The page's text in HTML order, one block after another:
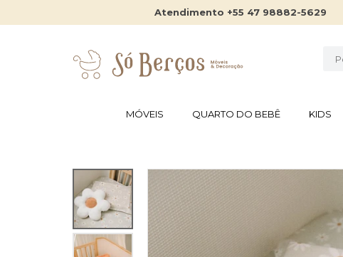
Atendimento +55 47 98882-5629
MÓVEIS QUARTO DO BEBÊ KIDS